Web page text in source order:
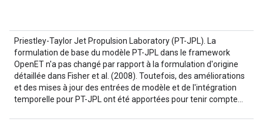
Priestley-Taylor Jet Propulsion Laboratory (PT-JPL). La
formulation de base du modèle PT-JPL dans le framework
OpenET n'a pas changé par rapport à la formulation d'origine
détaillée dans Fisher et al. (2008). Toutefois, des améliorations
et des mises à jour des entrées de modèle et de l'intégration
temporelle pour PT-JPL ont été apportées pour tenir compte…